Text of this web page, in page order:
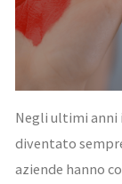
Negli ultimi anni
diventato
aziende hanno